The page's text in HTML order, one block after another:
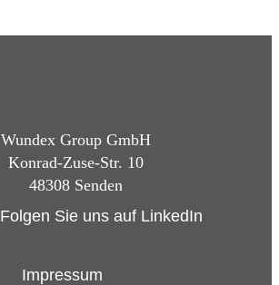
Wundex Group GmbH
Konrad-Zuse-Str. 10
48308 Senden
Folgen Sie uns auf LinkedIn
Impressum